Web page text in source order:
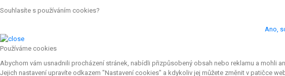
Souhlasíte s používáním cookies?
Ano,
Používáme cookies
Abychom vám usnadnili procházení stránek, nabídli přizpůsobený obsah nebo reklamu a mohli
Jejich nastavení upravíte odkazem "Nastavení cookies" a kdykoliv jej můžete změnit v patičce